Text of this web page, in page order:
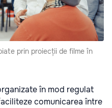
prin proiecții de filme în
în mod regulat
comunicarea între